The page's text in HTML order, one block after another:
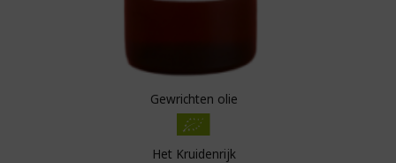
Gewrichten olie
Het Kruidenrijk